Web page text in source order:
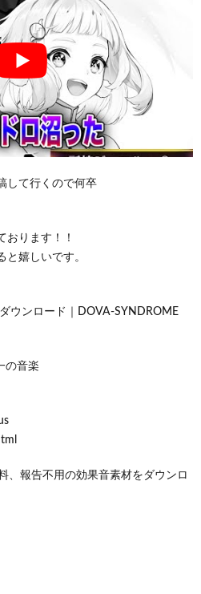
して行くので何卒
おります！！
と嬉しいです。
ウンロード｜DOVA-SYNDROME
の音楽
、報告不用の効果音素材をダウンロ